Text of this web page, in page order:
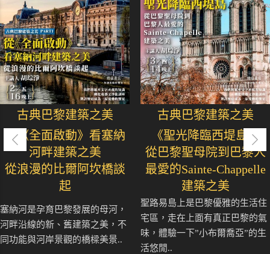
古典巴黎建築之美
從《全面啟動》看塞納
河畔建築之美
從浪漫的比爾阿坎橋談
起
塞納河是孕育巴黎發展的母河，
河畔沿線的新、舊建築之美，不
同功能與河岸景觀的橋樑美景..
古典巴黎建築之美
《聖光降臨西堤島》
從巴黎聖母院到巴黎人
最愛的Sainte-Chappelle
建築之美
聖路易島上是巴黎優雅的生活住
宅區，走在上面有真正巴黎的氣
味，體驗一下”小布爾喬亞”的生
活悠閒..